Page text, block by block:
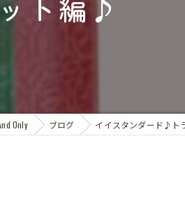
Only ブログ イイスタンダード♪ト